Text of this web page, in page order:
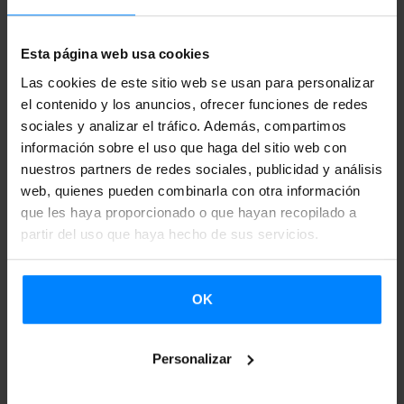
Esta página web usa cookies
Las cookies de este sitio web se usan para personalizar
el contenido y los anuncios, ofrecer funciones de redes
sociales y analizar el tráfico. Además, compartimos
información sobre el uso que haga del sitio web con
nuestros partners de redes sociales, publicidad y análisis
web, quienes pueden combinarla con otra información
que les haya proporcionado o que hayan recopilado a
partir del uso que haya hecho de sus servicios.
OK
Personalizar
número de títulos en euskera y castellano producidos y
creados en el País Vasco
Este año asistirán a la cita los ilustradoresAinara Azpiazu
‘Axpi’ e Iñaki Martiarena ‘Mattin’.
‘El 2 de septiembre
impartirá un taller para niños sobre los conceptos básicos
de la ilustracióny el día 3,‘Mattin’, ofrecerá un taller de
creación, también para niños. Asimismo, público,
profesionales y editores del sector tendrán la oportunidad
de conocer mejor la producción vasca a través de las
publicaciones de diversas editoriales vascas como
Astiberri, Norma, Txalaparta y Elkar, entre otras.
Desde su incorporación a EUNIC Bruselas, el Instituto